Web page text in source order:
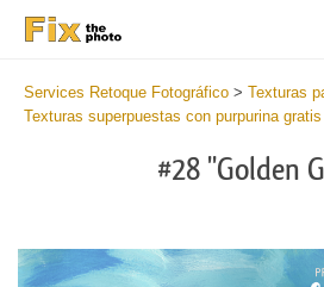
Services Retoque Fotográfico > Texturas
Texturas superpuestas con purpurina gratis
#28 "Golden